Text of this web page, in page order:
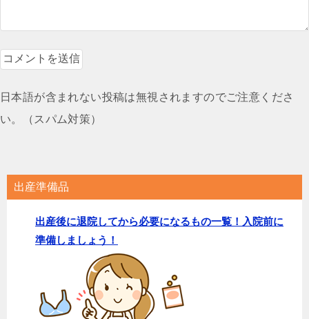
日本語が含まれない投稿は無視されますのでご注意くださ
い。（スパム対策）
出産準備品
出産後に退院してから必要になるもの一覧！入院前に
準備しましょう！